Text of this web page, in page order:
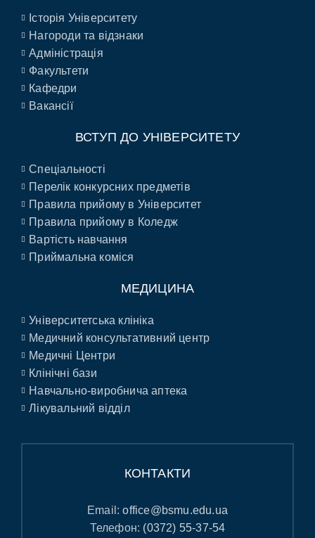
Історія Університету
Нагороди та відзнаки
Адміністрація
Факультети
Кафедри
Вакансії
ВСТУП ДО УНІВЕРСИТЕТУ
Спеціальності
Перелік конкурсних предметів
Правила прийому в Університет
Правила прийому в Коледж
Вартість навчання
Приймальна коміся
МЕДИЦИНА
Університетська клініка
Медичний консультативний центр
Медичні Центри
Клінічні бази
Навчально-виробнича аптека
Лікувальний відділ
КОНТАКТИ
Email:office@bsmu.edu.ua
Телефон: (0372) 55-37-54